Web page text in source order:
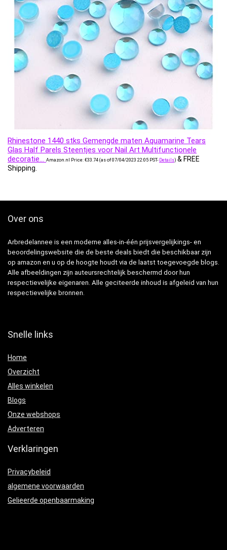
Rhinestone 1440 stks Gemengde maten Aquamarine Tears
Glas Half Parels Steentjes voor Nail Art Multifunctionele
decoratie… Amazon.nl Price: €33.74 (as of 07/04/2023 22:05 PST- Details) & FREE
Shipping
Over ons
Arbredelannee is een moderne alles-in-één prijsvergelijkings- en
beoordelingswebsite die de beste deals biedt die beschikbaar zijn
op amazon en u op de hoogte houdt via de laatst toegevoegde blogs.
Alle afbeeldingen zijn auteursrechtelijk beschermd door hun
respectievelijke eigenaren. Alle geciteerde inhoud is afgeleid van hun
respectievelijke bronnen.
Snelle links
Home
Overzicht
Alles winkelen
Blogs
Onze webshops
Adverteren
Verklaringen
Privacybeleid
algemene voorwaarden
Gelieerde openbaarmaking